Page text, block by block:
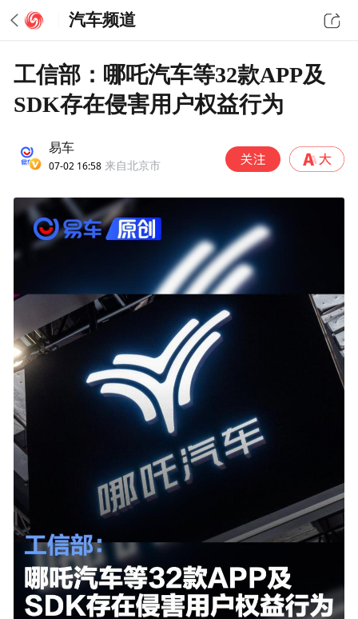
汽车频道
工信部：哪吒汽车等32款APP及
SDK存在侵害用户权益行为
易车
07-02 16:58 来自北京市